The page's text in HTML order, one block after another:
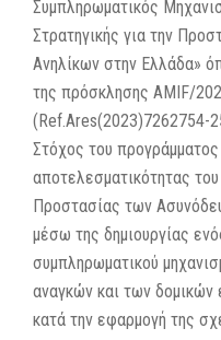
Συμπληρωματικός
Στρατηγικής για την
Ανηλίκων στην Ελλάδα»
της πρόσκλησης AMIF/
(Ref.Ares(2023)7262754-
Στόχος του προγράμματος
αποτελεσματικότητας
Προστασίας των
μέσω της δημιουργίας
συμπληρωματικού
αναγκών και των
κατά την εφαρμογή της